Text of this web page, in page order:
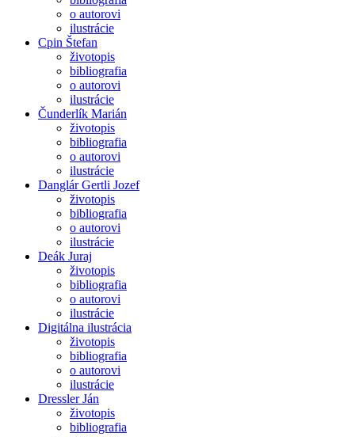
o autorovi
ilustrácie
Cpin Štefan
životopis
bibliografia
o autorovi
ilustrácie
Čunderlík Marián
životopis
bibliografia
o autorovi
ilustrácie
Danglár Gertli Jozef
životopis
bibliografia
o autorovi
ilustrácie
Deák Juraj
životopis
bibliografia
o autorovi
ilustrácie
Digitálna ilustrácia
životopis
bibliografia
o autorovi
ilustrácie
Dressler Ján
životopis
bibliografia